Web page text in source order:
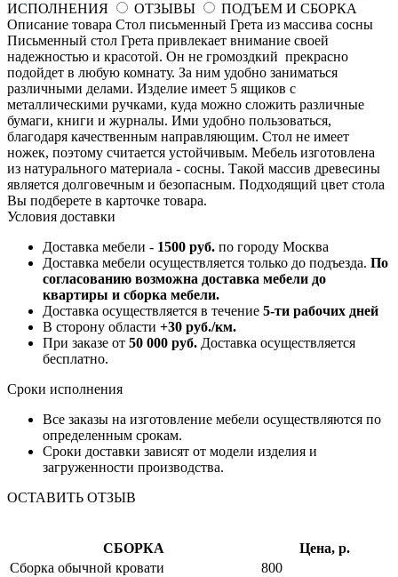
ИСПОЛНЕНИЯ
ОТЗЫВЫ
ПОДЪЕМ И СБОРКА
Описание товара Стол письменный Грета из массива сосны
Письменный стол Грета привлекает внимание своей
надежностью и красотой. Он не громоздкий прекрасно
подойдет в любую комнату. За ним удобно заниматься
различными делами. Изделие имеет 5 ящиков с
металлическими ручками, куда можно сложить различные
бумаги, книги и журналы. Ими удобно пользоваться,
благодаря качественным направляющим. Стол не имеет
ножек, поэтому считается устойчивым. Мебель изготовлена
из натурального материала - сосны. Такой массив древесины
является долговечным и безопасным. Подходящий цвет стола
Вы подберете в карточке товара.
Условия доставки
Доставка мебели - 1500 руб. по городу Москва
Доставка мебели осуществляется только до подъезда. По
согласованию возможна доставка мебели до
квартиры и сборка мебели.
Доставка осуществляется в течение 5-ти рабочих дней
В сторону области +30 руб./км.
При заказе от 50 000 руб. Доставка осуществляется
бесплатно.
Сроки исполнения
Все заказы на изготовление мебели осуществляются по
определенным срокам.
Сроки доставки зависят от модели изделия и
загруженности производства.
ОСТАВИТЬ ОТЗЫВ
СБОРКА
Цена, р.
Сборка обычной кровати
800